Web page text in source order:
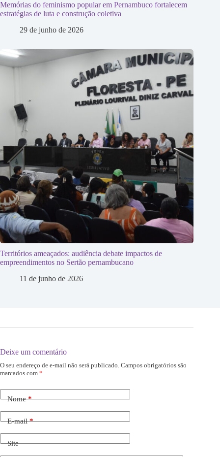
Memórias do feminismo popular em Pernambuco fortalecem
estratégias de luta e construção coletiva
29 de junho de 2026
Territórios ameaçados: audiência debate impactos de
empreendimentos no Sertão pernambucano
11 de junho de 2026
Deixe um comentário
O seu endereço de e-mail não será publicado. Campos obrigatórios são
marcados com *
Nome*
E-mail*
Site